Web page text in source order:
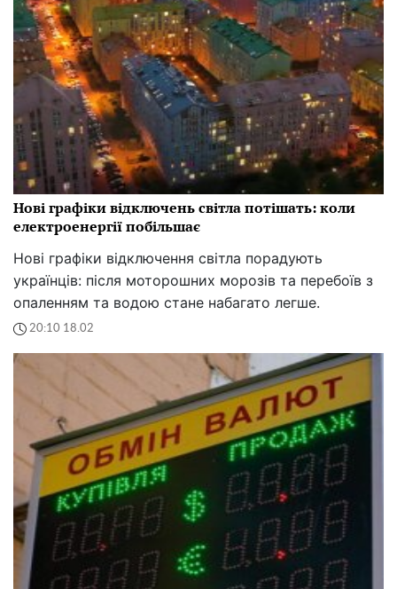
Нові графіки відключень світла потішать: коли
електроенергії побільшає
Нові графіки відключення світла порадують
українців: після моторошних морозів та перебоїв з
опаленням та водою стане набагато легше.
20:10 18.02